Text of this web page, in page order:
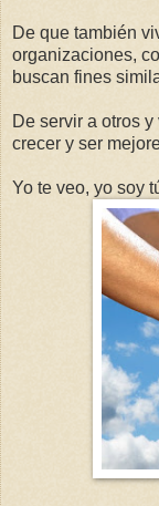
De que también
organizaciones,
buscan fines
De servir a otros
crecer y ser
Yo te veo, yo soy